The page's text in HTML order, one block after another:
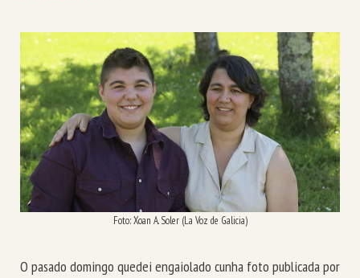
Foto: Xoan A. Soler (La Voz de Galicia)
O pasado domingo quedei engaiolado cunha foto publicada por